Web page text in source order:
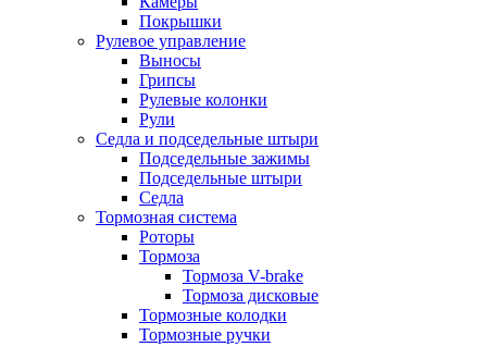
Покрышки
Рулевое управление
Выносы
Грипсы
Рулевые колонки
Рули
Седла и подседельные штыри
Подседельные зажимы
Подседельные штыри
Седла
Тормозная система
Роторы
Тормоза
Тормоза V-brake
Тормоза дисковые
Тормозные колодки
Тормозные ручки